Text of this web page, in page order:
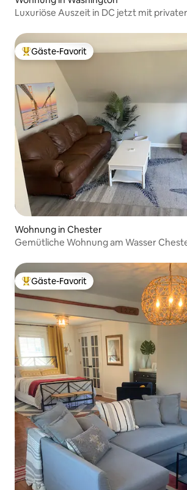
Luxuriöse Auszeit in DC jetzt mit
Beliebter Gäste-Favorit.
Gäste-Favorit
Wohnung in Chester
Gemütliche Wohnung am Wasser
Beliebter Gäste-Favorit.
Gäste-Favorit